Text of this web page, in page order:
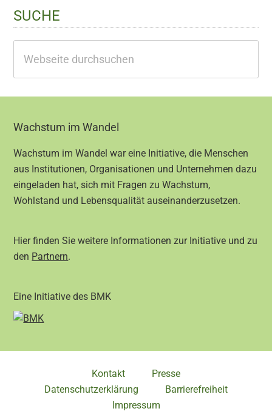
SUCHE
durchsuchen
Footer
Wachstum im Wandel
Wachstum im Wandel war eine Initiative, die Menschen
aus Institutionen, Organisationen und Unternehmen dazu
eingeladen hat, sich mit Fragen zu Wachstum,
Wohlstand und Lebensqualität auseinanderzusetzen.
Hier finden Sie weitere Informationen zur Initiative und zu
den Partnern.
Eine Initiative des BMK
Kontakt
Presse
Datenschutzerklärung
Barrierefreiheit
Impressum